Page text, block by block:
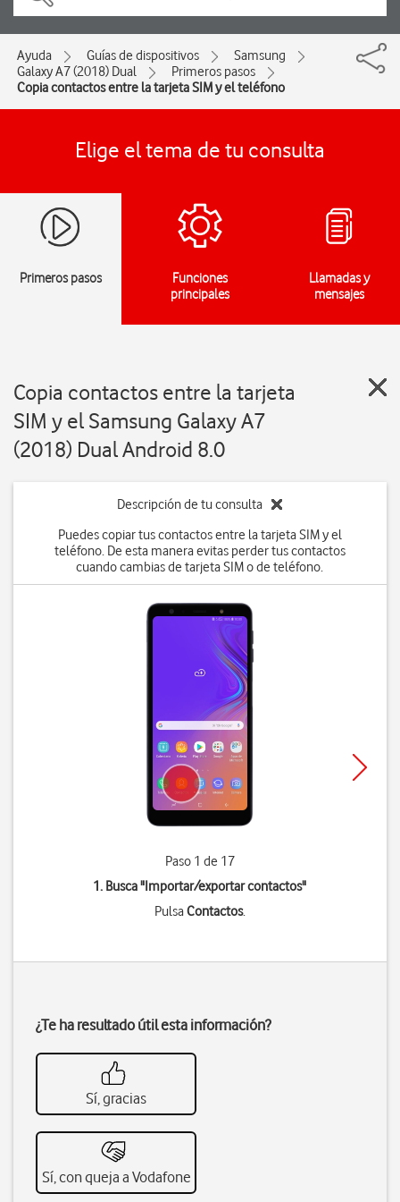
Ayuda Guías de dispositivos
Samsung
Galaxy A7 (2018) Dual
Primeros pasos
Copia contactos entre la tarjeta SIM y el teléfono
Elige el tema de tu consulta
Primeros pasos
Funciones
principales
Llamadas y
mensajes
Copia contactos entre la tarjeta
SIM y el Samsung Galaxy A7
(2018) Dual Android 8.0
Descripción de tu consulta
Puedes copiar tus contactos entre la tarjeta SIM y el
teléfono. De esta manera evitas perder tus contactos
cuando cambias de tarjeta SIM o de teléfono.
Paso 1 de 17
1. Busca "Importar/exportar contactos"
PulsaContactos.
¿Te ha resultado útil esta información?
Sí, gracias
Sí, con queja a Vodafone